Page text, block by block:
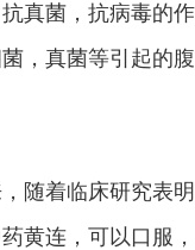
真菌，抗病毒的
，真菌等引起的
随着临床研究表
黄连，可以口服